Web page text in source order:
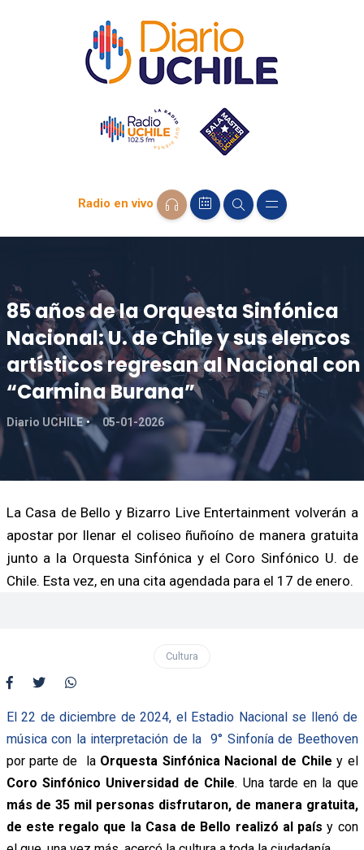
Radio en vivo
85 años de la Orquesta Sinfónica
Nacional: U. de Chile y sus elencos
artísticos regresan al Nacional con
“Carmina Burana”
Diario UCHILE 05-01-2026
La Casa de Bello y Bizarro Live Entertainment volverán a
apostar por llenar el coliseo ñuñoíno de manera gratuita
junto a la Orquesta Sinfónica y el Coro Sinfónico U. de
Chile. Esta vez, en una cita agendada para el 17 de enero.
Cultura
El 22 de diciembre de 2024, el Estadio Nacional se llenó de
música con la interpretación de la 9° Sinfonía de Beethoven
por parte de la Orquesta Sinfónica Nacional de Chile y el
Coro Sinfónico Universidad de Chile. Una tarde en la que
más de 35 mil personas disfrutaron, de manera gratuita,
de este regalo que la Casa de Bello realizó al país y con